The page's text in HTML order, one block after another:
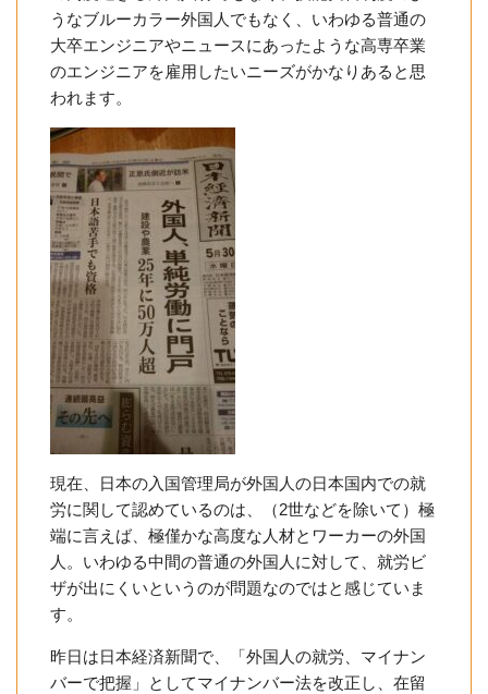
うなブルーカラー外国人でもなく、いわゆる普通の
大卒エンジニアやニュースにあったような高専卒業
のエンジニアを雇用したいニーズがかなりあると思
われます。
現在、日本の入国管理局が外国人の日本国内での就
労に関して認めているのは、（2世などを除いて）極
端に言えば、極僅かな高度な人材とワーカーの外国
人。いわゆる中間の普通の外国人に対して、就労ビ
ザが出にくいというのが問題なのではと感じていま
す。
昨日は日本経済新聞で、「外国人の就労、マイナン
バーで把握」としてマイナンバー法を改正し、在留